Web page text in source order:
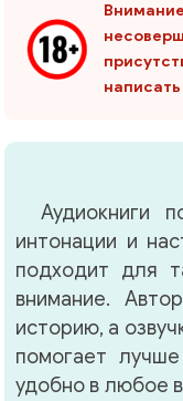
Аудиокниги
интонации и
подходит для
внимание.
историю, а
помогает
удобно в любое